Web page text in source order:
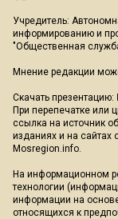
Учредитель:
информированию и
"Общественная
Мнение редакции
Скачать презентацию:
При перепечатке или
ссылка на источник
изданиях и на сайтах
Mosregion.info.
На информационном
технологии
информации на
относящихся к